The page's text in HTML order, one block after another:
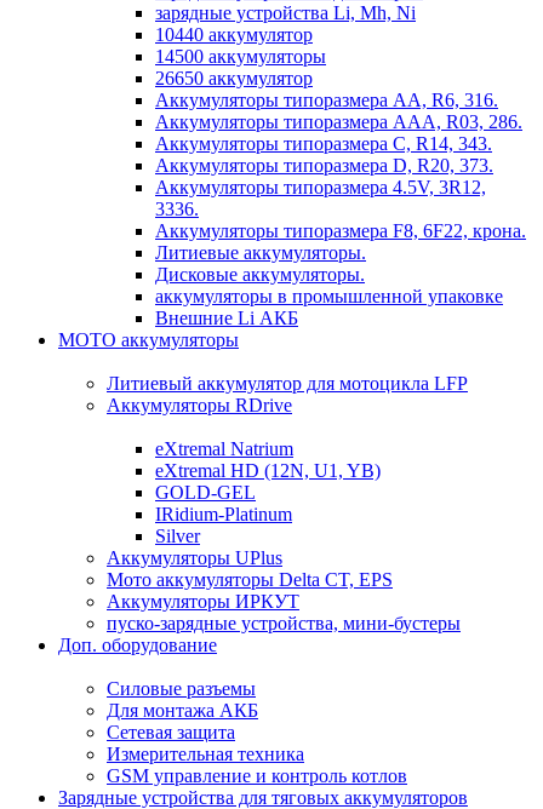
зарядные устройства Li, Mh, Ni
10440 аккумулятор
14500 аккумуляторы
26650 аккумулятор
Аккумуляторы типоразмера АА, R6, 316.
Аккумуляторы типоразмера ААА, R03, 286.
Аккумуляторы типоразмера С, R14, 343.
Аккумуляторы типоразмера D, R20, 373.
Аккумуляторы типоразмера 4.5V, 3R12,
3336.
Аккумуляторы типоразмера F8, 6F22, крона.
Литиевые аккумуляторы.
Дисковые аккумуляторы.
аккумуляторы в промышленной упаковке
Внешние Li АКБ
МОТО аккумуляторы
Литиевый аккумулятор для мотоцикла LFP
Аккумуляторы RDrive
eXtremal Natrium
eXtremal HD (12N, U1, YB)
GOLD-GEL
IRidium-Platinum
Silver
Аккумуляторы UPlus
Мото аккумуляторы Delta CT, EPS
Аккумуляторы ИРКУТ
пуско-зарядные устройства, мини-бустеры
Доп. оборудование
Силовые разъемы
Для монтажа АКБ
Сетевая защита
Измерительная техника
GSM управление и контроль котлов
Зарядные устройства для тяговых аккумуляторов